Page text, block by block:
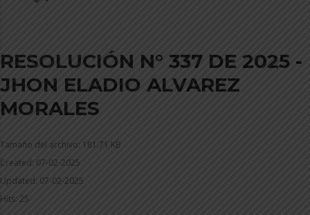
RESOLUCIÓN N° 337 DE 2025 -
JHON ELADIO ALVAREZ
MORALES
Tamaño del archivo: 181.71 KB
Created: 07-02-2025
Updated: 07-02-2025
Hits: 25